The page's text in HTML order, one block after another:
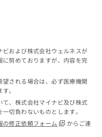
および株式会社ウェルネスが
努めておりますが、内容を完
される場合は、必ず医療機関
。
、株式会社マイナビ及び株式
切負わないものとします。
の修正依頼フォーム
からご連